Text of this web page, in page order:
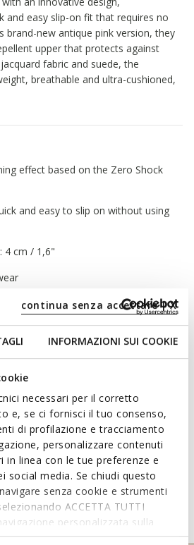
INFORMAZIONI SUI COOKIE
necessari per il corretto
e, se ci fornisci il tuo consenso,
di profilazione e tracciamento
personalizzare contenuti
in linea con le tue preferenze e
social media. Se chiudi questo
senza cookie e strumenti
ACCETTA TUTTI
personalizzata sulla
Selezionando
continua senza accettare | X
and easy slip-on fit that requires no
brand-new antique pink version, they
upper that protects against
fabric and suede, the
breathable and ultra-cushioned,
effect based on the Zero Shock
and easy to slip on without using
4 cm / 1,6"
adjust the fit; Removable insole
the attributes of
the Fast In
System